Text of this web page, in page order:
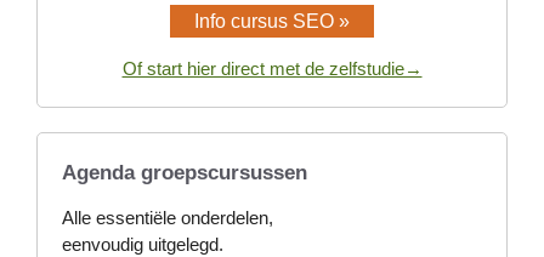
Info cursus SEO »
Of start hier direct met de zelfstudie→
Agenda groepscursussen
Alle essentiële onderdelen,
eenvoudig uitgelegd.